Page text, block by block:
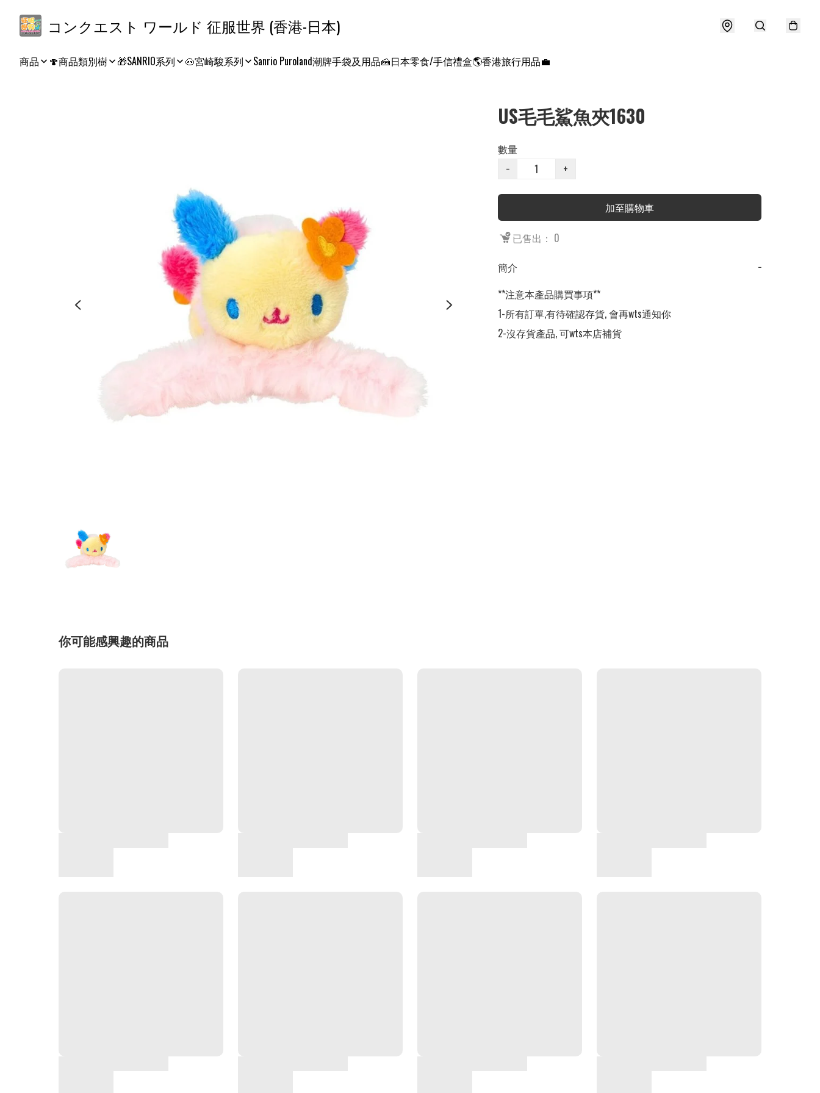
コンクエスト ワールド 征服世界 (香港-日本)
商品 🍄商品類別樹 🎁SANRIO系列 🐽宮崎駿系列 Sanrio Puroland潮牌手袋及用品🍰日本零食/手信禮盒🌎香港旅行用品💼
US毛毛鯊魚夾1630
數量
−
+
加至購物車
已售出： 0
簡介
−
**注意本產品購買事項**
1-所有訂單,有待確認存貨, 會再wts通知你
2-沒存貨產品, 可wts本店補貨
你可能感興趣的商品